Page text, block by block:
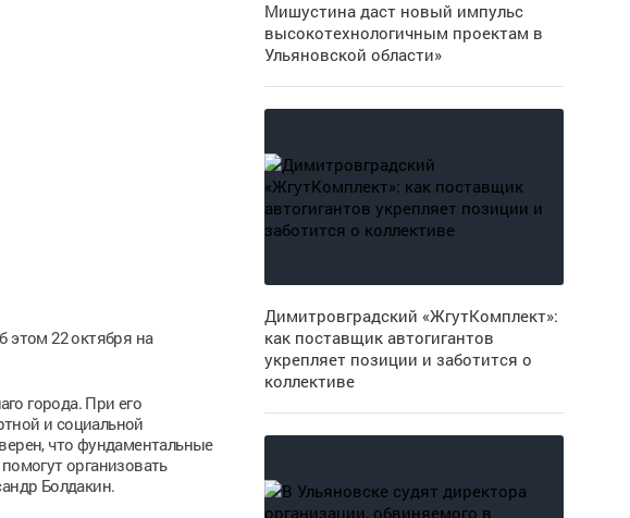
этом 22 октября на
города. При его
и социальной
что фундаментальные
организовать
Болдакин.
Мишустина даст новый импульс
высокотехнологичным проектам в
Ульяновской области»
Димитровградский «ЖгутКомплект»:
как поставщик автогигантов
укрепляет позиции и заботится о
коллективе